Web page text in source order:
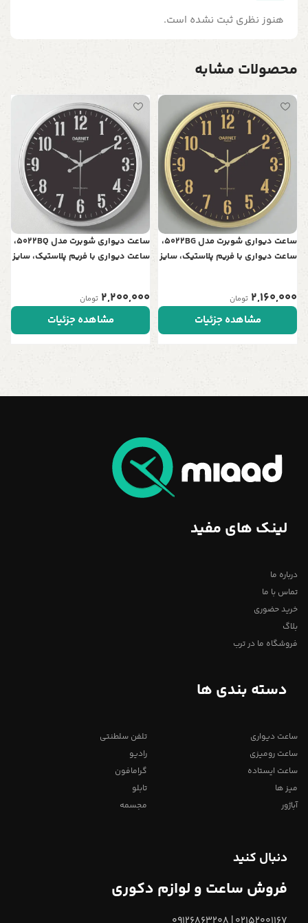
هنوز نظری ثبت نشده است.
محصولات مشابه
ساعت دیواری شوبرت مدل 5022BG،
ساعت دیواری با فریم پلاستیک، سایز
2,160,000 تومان
مشاهده جزئیات
ساعت دیواری شوبرت مدل 5022BQ،
ساعت دیواری با فریم پلاستیک، سایز
2,200,000 تومان
مشاهده جزئیات
لینک های مفید
درباره ما
تماس با ما
خرید حضوری
بلاگ
فروشگاه ما در ترب
دسته بندی ها
ساعت دیواری
ساعت رومیزی
ساعت ایستاده
میز ها
آباژور
تلفن سلطنتی
رادیو
گرامافون
تابلو
مجسمه
دنبال کنید
فروش ساعت و لوازم دکوری